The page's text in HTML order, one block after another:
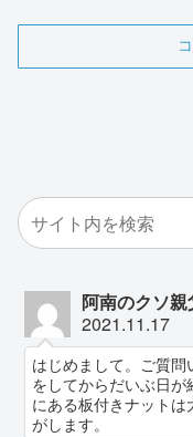
阿南のクソ親
2021.11.17
はじめまして。ご質
をしてからだいぶ日
にある板付きナット
がします。